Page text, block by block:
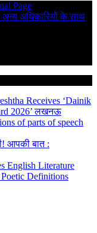
Page
अन्य अधिकारियों के साथ
Receives ‘Dainik
2026’लखनऊ
of parts of speech
आपकी बात :
English Literature
Definitions